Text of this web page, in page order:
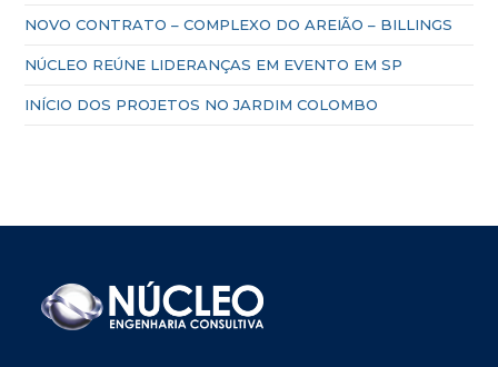
NOVO CONTRATO – COMPLEXO DO AREIÃO – BILLINGS
NÚCLEO REÚNE LIDERANÇAS EM EVENTO EM SP
INÍCIO DOS PROJETOS NO JARDIM COLOMBO